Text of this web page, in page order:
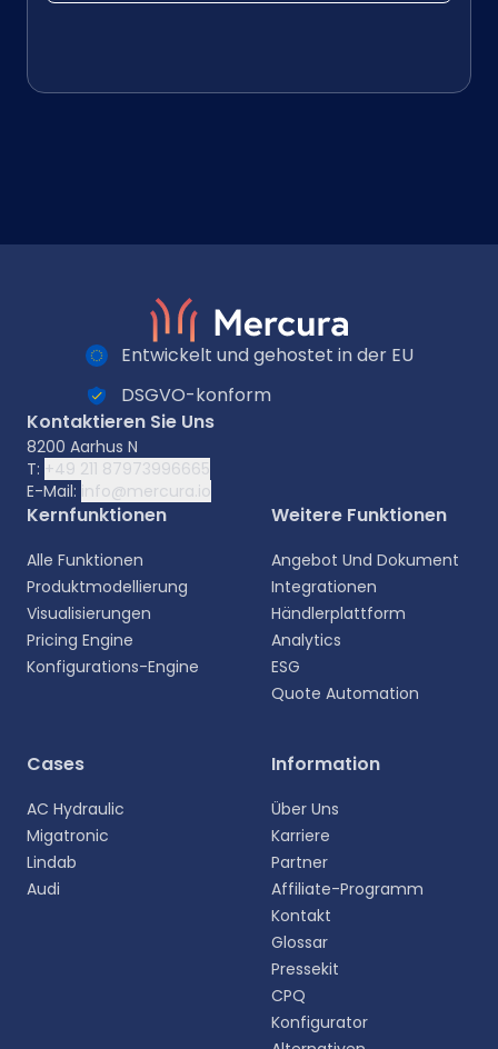
Wählen Sie Ihre Sprache aus
persönlichere Erfahrung.
Entwickelt und gehostet in der EU
DSGVO-konform
Kontaktieren Sie Uns
8200 Aarhus N
T: +49 211 87973996665
E-Mail: info@mercura.io
Kernfunktionen
Alle Funktionen
Produktmodellierung
Visualisierungen
Pricing Engine
Konfigurations-Engine
Weitere Funktionen
Angebot Und Dokument
Integrationen
Händlerplattform
Analytics
ESG
Quote Automation
Cases
AC Hydraulic
Migatronic
Lindab
Audi
Information
Über Uns
Karriere
Partner
Affiliate-Programm
Kontakt
Glossar
Pressekit
CPQ
Konfigurator